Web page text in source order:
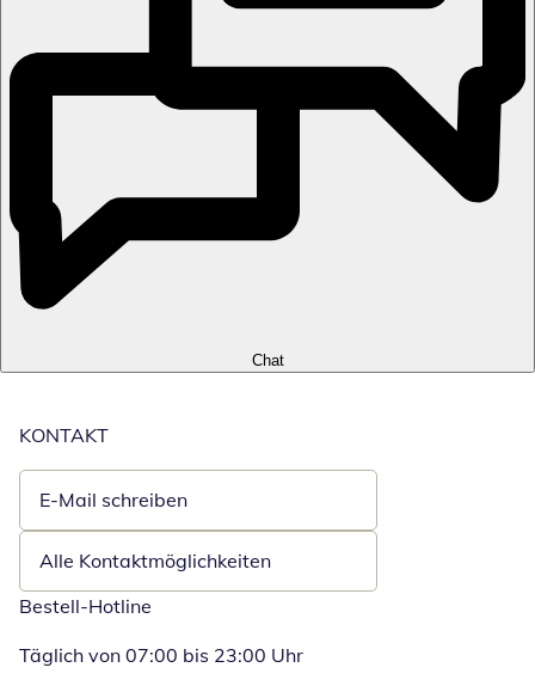
Chat
KONTAKT
E-Mail schreiben
Öffnet E-Mail-Client
Alle Kontaktmöglichkeiten
Bestell-Hotline
Täglich von 07:00 bis 23:00 Uhr